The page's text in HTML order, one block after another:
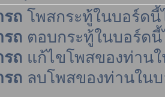
ถโพสกระทู้ในบอร์ดนี้
ถตอบกระทู้ในบอร์ดนี้
ถแก้ไขโพสของท่าน
ถลบโพสของท่านใน